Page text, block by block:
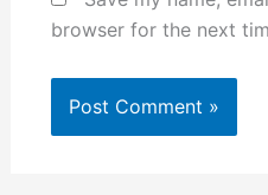
browser for the next